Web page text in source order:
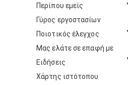
Περίπου εμείς
Γύρος εργοστασίων
Ποιοτικός έλεγχος
Μας ελάτε σε επαφή με
Ειδήσεις
Χάρτης ιστότοπου